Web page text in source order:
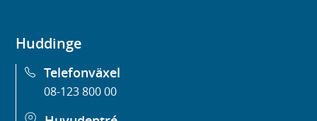
Huddinge
Telefonväxel
08-123 800 00